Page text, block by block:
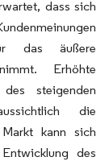
dass sich
das äußere
Erhöhte
steigenden
die
kann sich
des